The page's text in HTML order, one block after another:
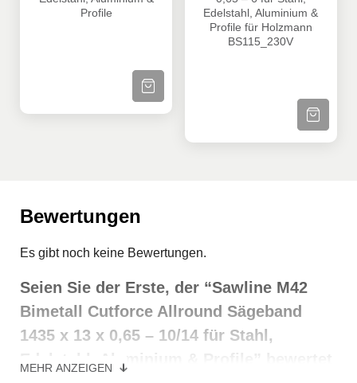
Profile
ZUM PRODUKT
Edelstahl, Aluminium &
Profile für Holzmann
BS115_230V
ZUM
Bewertungen
Es gibt noch keine Bewertungen.
Seien Sie der Erste, der “Sawline M42
Bimetall Cutforce Allround Sägeband
1435 x 13 x 0,65 – 10/14 für Stahl,
Edelstahl, Aluminium & Profile” bewertet
MEHR ANZEIGEN